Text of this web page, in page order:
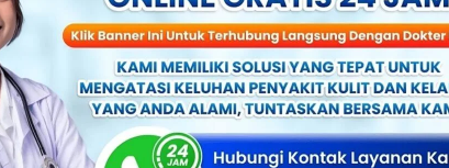
tidak terjaga dengan baik. Gejalanya sendiri